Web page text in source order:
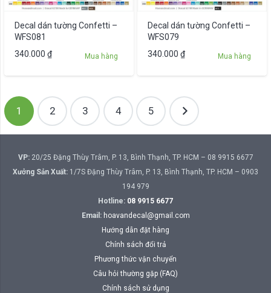
Decal dán tường Confetti –
WFS081
340.000 ₫ Mua hàng
Decal dán tường Confetti –
WFS079
340.000 ₫ Mua hàng
Phân
trang
bài
viết
1 2 3 4 5
VP:20/25 Đặng Thùy Trâm, P. 13, Bình Thạnh, TP. HCM – 08 9915 6677
Xưởng Sản Xuất: 1/7S Đặng Thùy Trâm, P. 13, Bình Thạnh, TP. HCM – 0903
194 979
Hotline: 08 9915 6677
Email: hoavandecal@gmail.com
Hướng dẫn đặt hàng
Chính sách đổi trả
Phương thức vận chuyển
Câu hỏi thường gặp (FAQ)
Chính sách sử dụng